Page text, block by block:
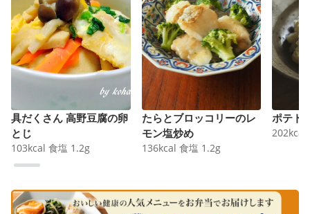
具だくさん 高野豆腐の卵
とじ
103kcal 食塩 1.2g
たらとブロッコリーのレ
モン塩炒め
136kcal 食塩 1.2g
ポテト
202kcal